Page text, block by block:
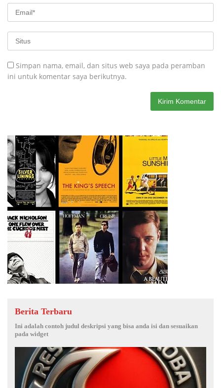
Simpan nama, email, dan situs web saya pada peramban
ini untuk komentar saya berikutnya.
Berita Terbaru
Ini adalah contoh judul deskripsi yang bisa anda isi dan sesuaikan
pada widget